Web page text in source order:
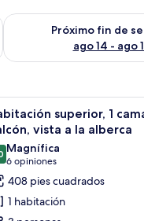
semana ago 7 - ago 9
Próximo fin de
ago 14 - ago
Consulta la
televisión y vistas a
11
superior, 1
vista a la alberca
de 10
Magnífica
6 opiniones
(6
opiniones)
408 pies cuadrados
1 habitación